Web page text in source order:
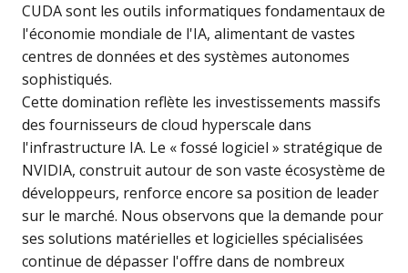
CUDA sont les outils informatiques fondamentaux de
l'économie mondiale de l'IA, alimentant de vastes
centres de données et des systèmes autonomes
sophistiqués.
Cette domination reflète les investissements massifs
des fournisseurs de cloud hyperscale dans
l'infrastructure IA. Le « fossé logiciel » stratégique de
NVIDIA, construit autour de son vaste écosystème de
développeurs, renforce encore sa position de leader
sur le marché. Nous observons que la demande pour
ses solutions matérielles et logicielles spécialisées
continue de dépasser l'offre dans de nombreux